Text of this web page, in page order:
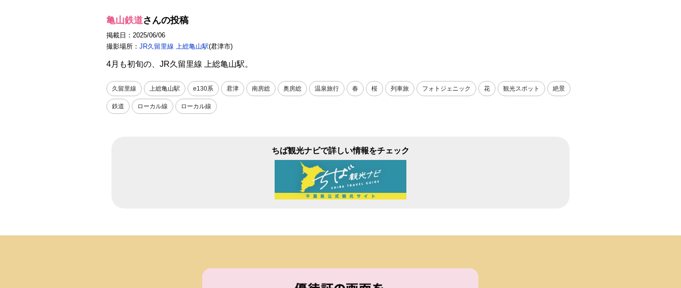
亀山鉄道さんの投稿
掲載日：2025/06/06
撮影場所： JR久留里線 上総亀山駅(君津市)
4月も初旬の、JR久留里線 上総亀山駅。
久留里線 上総亀山駅 e130系 君津 南房総 奥房総 温泉旅行 春 桜 列車旅 フォトジェニック 花 観光スポット 絶景
鉄道 ローカル線 ローカル線
ちば観光ナビで詳しい情報をチェック